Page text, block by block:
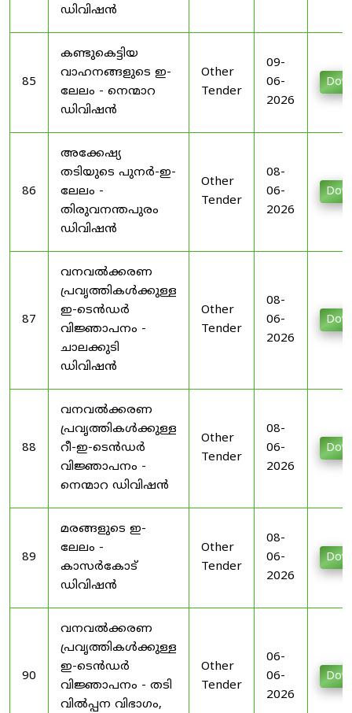
ഡിവിഷൻ
85
കണ്ടുകെട്ടിയ
വാഹനങ്ങളുടെ ഇ-
ലേലം - നെന്മാറ
ഡിവിഷൻ
Other
Tender
09-
06-
2026
86
അക്കേഷ്യ
തടിയുടെ പുനർ-ഇ-
ലേലം -
തിരുവനന്തപുരം
ഡിവിഷൻ
Other
Tender
08-
06-
2026
87
വനവൽക്കരണ
പ്രവൃത്തികൾക്കുള്ള
ഇ-ടെൻഡർ
വിജ്ഞാപനം -
ചാലക്കുടി
ഡിവിഷൻ
Other
Tender
08-
06-
2026
88
വനവൽക്കരണ
പ്രവൃത്തികൾക്കുള്ള
റീ-ഇ-ടെൻഡർ
വിജ്ഞാപനം -
നെന്മാറ ഡിവിഷൻ
Other
Tender
08-
06-
2026
89
മരങ്ങളുടെ ഇ-
ലേലം -
കാസർകോട്
ഡിവിഷൻ
Other
Tender
08-
06-
2026
90
വനവൽക്കരണ
പ്രവൃത്തികൾക്കുള്ള
ഇ-ടെൻഡർ
വിജ്ഞാപനം - തടി
വിൽപ്പന വിഭാഗം,
Other
Tender
06-
06-
2026